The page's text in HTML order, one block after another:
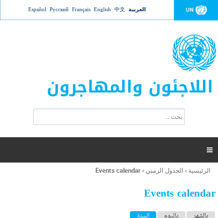
Jump to navigation UN العربية 中文
English
Français
Русский
Español
اللاجئون والمهاجرون
ت
ر
ل
ح
ب

أنت
هنا
الرئيسية › الجدول الزمني ›
Events calendar
Events calendar